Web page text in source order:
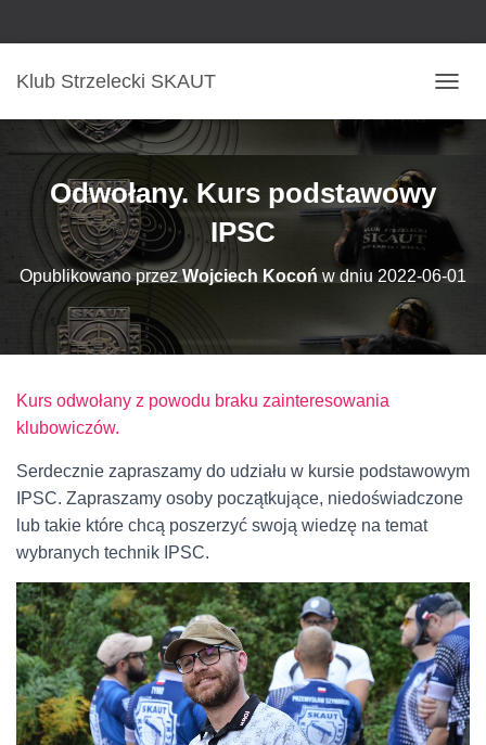
Klub Strzelecki SKAUT
R
Z
C
A
G
Odwołany. Kurs podstawowy
IPSC
Opublikowano przezWojciech Kocoń w dniu 2022-06-01
Kurs odwołany z powodu braku zainteresowania
klubowiczów.
Serdecznie zapraszamy do udziału w kursie podstawowym
IPSC. Zapraszamy osoby początkujące, niedoświadczone
lub takie które chcą poszerzyć swoją wiedzę na temat
wybranych technik IPSC.